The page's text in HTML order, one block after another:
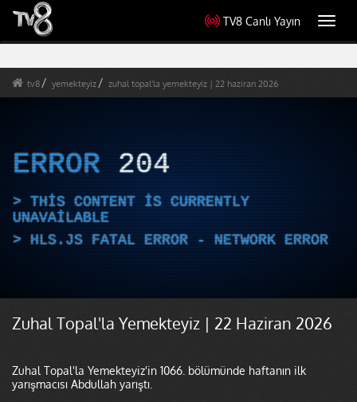
TV8 Canlı Yayın
tv8 yemekteyiz zuhal topal'la yemekteyiz | 22 haziran 2026
ERROR 204
THIS CONTENT IS CURRENTLY
UNAVAILABLE
HLS.JS FATAL ERROR - NETWORK ERROR
Zuhal Topal'la Yemekteyiz | 22 Haziran 2026
Zuhal Topal'la Yemekteyiz'in 1066. bölümünde haftanın ilk
yarışmacısı Abdullah yarıştı.